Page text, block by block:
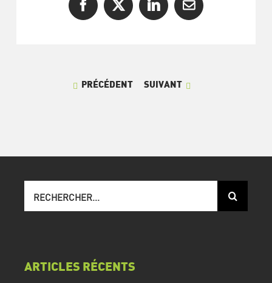
Facebook
X LinkedInCourriel
PRÉCÉDENT SUIVANT
sur
ARTICLES RÉCENTS